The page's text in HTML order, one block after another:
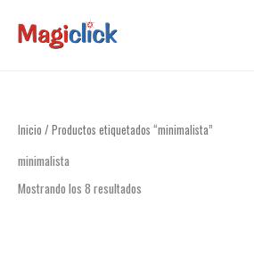
contenido
Inicio / Productos etiquetados “minimalista”
minimalista
Mostrando los 8 resultados